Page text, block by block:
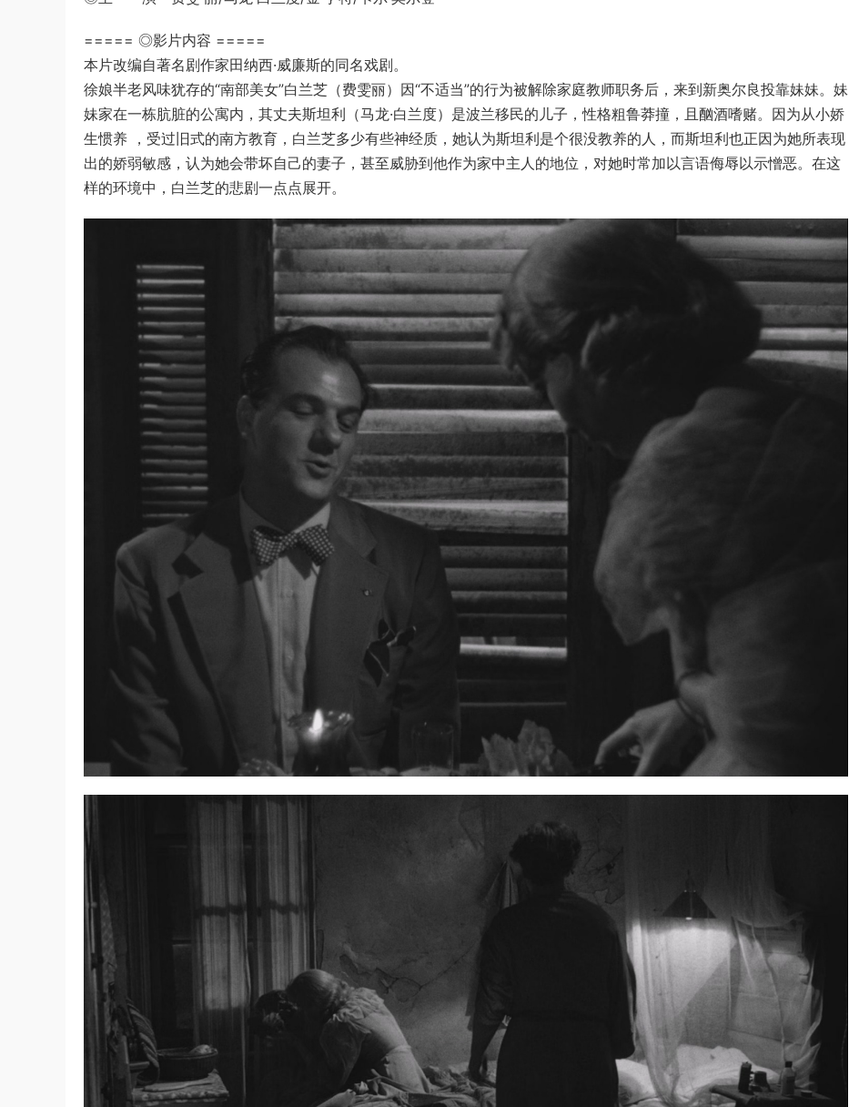
===== ◎影片内容 =====
本片改编自著名剧作家田纳西·威廉斯的同名戏剧。
徐娘半老风味犹存的“南部美女”白兰芝（费雯丽）因“不适当”的行为被解除家庭教师职务后，来到新奥尔良投靠妹妹。妹
妹家在一栋肮脏的公寓内，其丈夫斯坦利（马龙·白兰度）是波兰移民的儿子，性格粗鲁莽撞，且酗酒嗜赌。因为从小娇
生惯养 ，受过旧式的南方教育，白兰芝多少有些神经质，她认为斯坦利是个很没教养的人，而斯坦利也正因为她所表现
出的娇弱敏感，认为她会带坏自己的妻子，甚至威胁到他作为家中主人的地位，对她时常加以言语侮辱以示憎恶。在这
样的环境中，白兰芝的悲剧一点点展开。